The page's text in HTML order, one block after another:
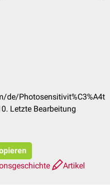
de/Photosensitivit%C3%A4t
Letzte Bearbeitung
Artikel